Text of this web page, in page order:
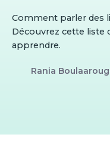
Comment parler des
Découvrez cette liste
apprendre.
Rania Boulaaroug